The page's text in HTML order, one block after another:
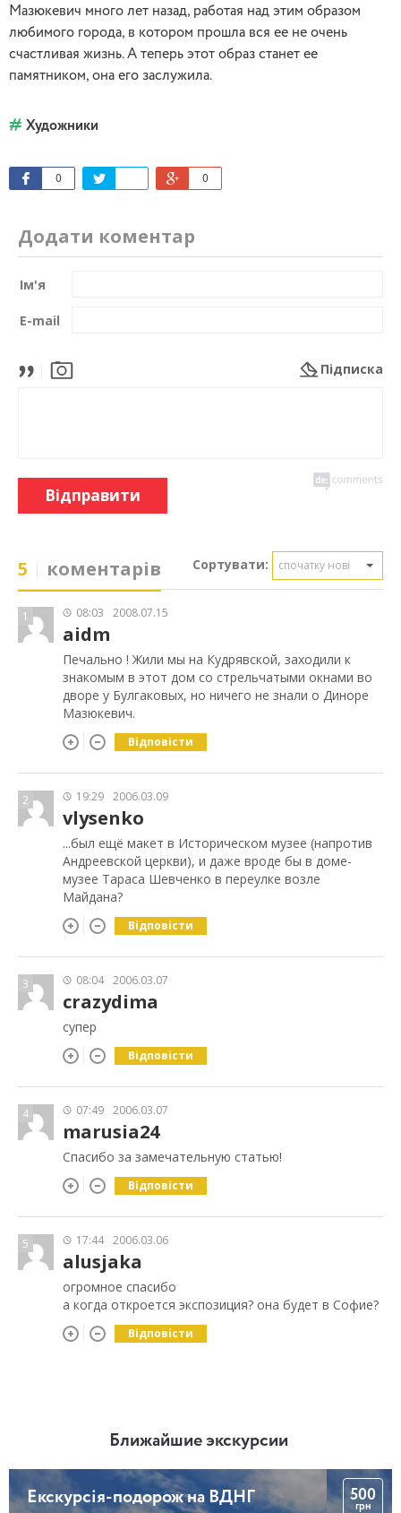
Мазюкевич много лет назад, работая над этим образом
любимого города, в котором прошла вся ее не очень
счастливая жизнь. А теперь этот образ станет ее
памятником, она его заслужила.
Художники
0 0
Додати коментар
Ім'я
E-mail
Підписка
Відправити
5 коментарів Сортувати: спочатку нові
1 08:03 2008.07.15
aidm
Печально ! Жили мы на Кудрявской, заходили к
знакомым в этот дом со стрельчатыми окнами во
дворе у Булгаковых, но ничего не знали о Диноре
Мазюкевич.
Відповісти
2 19:29 2006.03.09
vlysenko
...был ещё макет в Историческом музее (напротив
Андреевской церкви), и даже вроде бы в доме-
музее Тараса Шевченко в переулке возле
Майдана?
Відповісти
3 08:04 2006.03.07
crazydima
супер
Відповісти
4 07:49 2006.03.07
marusia24
Спасибо за замечательную статью!
Відповісти
5 17:44 2006.03.06
alusjaka
огромное спасибо
а когда откроется экспозиция? она будет в Софие?
Відповісти
Ближайшие экскурсии
Екскурсія-подорож на ВДНГ 500
грн